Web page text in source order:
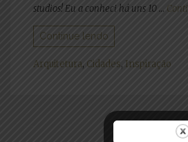
studios! Eu a conheci há uns 10 …
Continue lendo
Arquitetura, Cidades, Inspiração
Navegação